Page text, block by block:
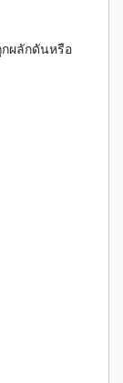
กผลักดันหรือ